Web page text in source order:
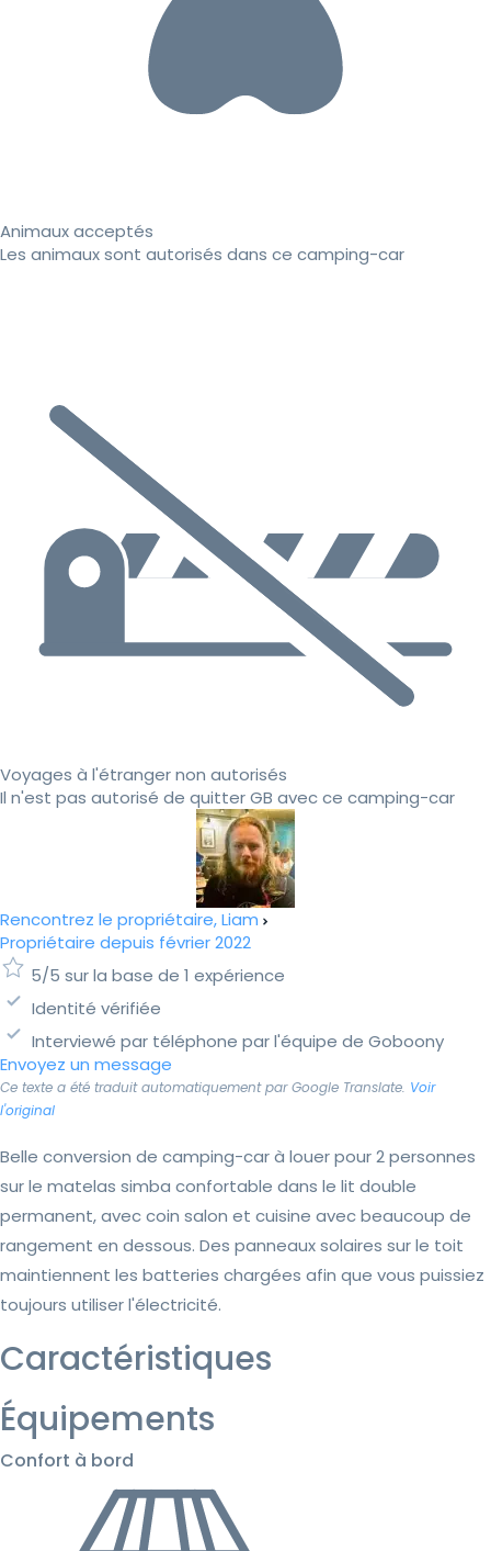
Animaux acceptés
Les animaux sont autorisés dans ce camping-car
Voyages à l'étranger non autorisés
Il n'est pas autorisé de quitter GB avec ce camping-car
Rencontrez le propriétaire, Liam
Propriétaire depuis février 2022
5/5 sur la base de 1 expérience
Identité vérifiée
Interviewé par téléphone par l'équipe de Goboony
Envoyez un message
Ce texte a été traduit automatiquement par Google Translate. Voir
l'original
Belle conversion de camping-car à louer pour 2 personnes
sur le matelas simba confortable dans le lit double
permanent, avec coin salon et cuisine avec beaucoup de
rangement en dessous. Des panneaux solaires sur le toit
maintiennent les batteries chargées afin que vous puissiez
toujours utiliser l'électricité.
Caractéristiques
Équipements
Confort à bord